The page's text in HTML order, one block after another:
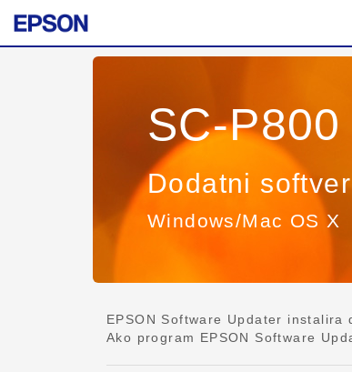
SC-
Dodatni softver
Windows/Mac OS X
EPSON Software Updater
Ako program EPSON Software